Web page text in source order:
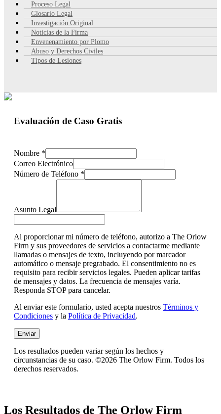
Proceso Legal
Glosario Legal
Investigación Original
Noticias de la Firma
Envenenamiento por Plomo
Abuso y Derechos Civiles
Tipos de Lesiones
Evaluación de Caso Gratis
Nombre *
Correo Electrónico
Número de Teléfono *
Asunto Legal
Al proporcionar mi número de teléfono, autorizo a The Orlow
Firm y sus proveedores de servicios a contactarme mediante
llamadas o mensajes de texto, incluyendo por marcador
automático o mensaje pregrabado. El consentimiento no es
requisito para recibir servicios legales. Pueden aplicar tarifas
de mensajes y datos. La frecuencia de mensajes varía.
Responda STOP para cancelar.
Al enviar este formulario, usted acepta nuestros Términos y
Condiciones y la Política de Privacidad.
Enviar
Los resultados pueden variar según los hechos y
circunstancias de su caso. ©2026 The Orlow Firm. Todos los
derechos reservados.
Los Resultados de The Orlow Firm